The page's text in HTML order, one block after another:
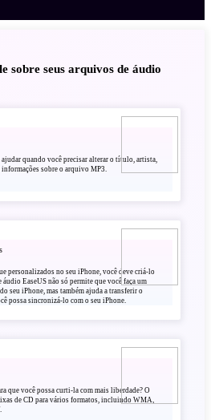
sobre seus arquivos de áudio
quando você precisar alterar o título, artista,
sobre o arquivo MP3.
personalizados no seu iPhone, você deve criá-lo
EaseUS não só permite que você faça um
seu iPhone, mas também ajuda a transferir o
possa sincronizá-lo com o seu iPhone.
que você possa curti-la com mais liberdade? O
de CD para vários formatos, incluindo WMA,